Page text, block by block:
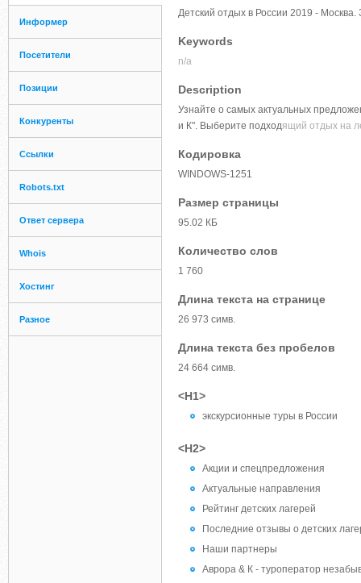
Информер
Посетители
Позиции
Конкуренты
Ссылки
Robots.txt
Ответ сервера
Whois
Хостинг
Разное
Детский отдых в России 2019 - Москва.
Keywords
n/a
Description
Узнайте о самых актуальных
и К". Выберите подходящий отдых на
Кодировка
WINDOWS-1251
Размер страницы
95.02 КБ
Количество слов
1 760
Длина текста на странице
26 973 симв.
Длина текста без пробелов
24 664 симв.
<H1>
экскурсионные туры в России
<H2>
Акции и спецпредложения
Актуальные направления
Рейтинг детских лагерей
Последние отзывы о детских
Наши партнеры
Аврора & К - туроператор